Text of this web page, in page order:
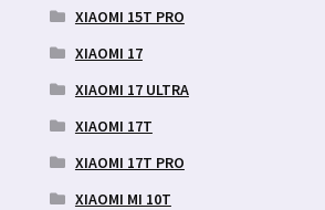
XIAOMI 15T PRO
XIAOMI 17
XIAOMI 17 ULTRA
XIAOMI 17T
XIAOMI 17T PRO
XIAOMI MI 10T